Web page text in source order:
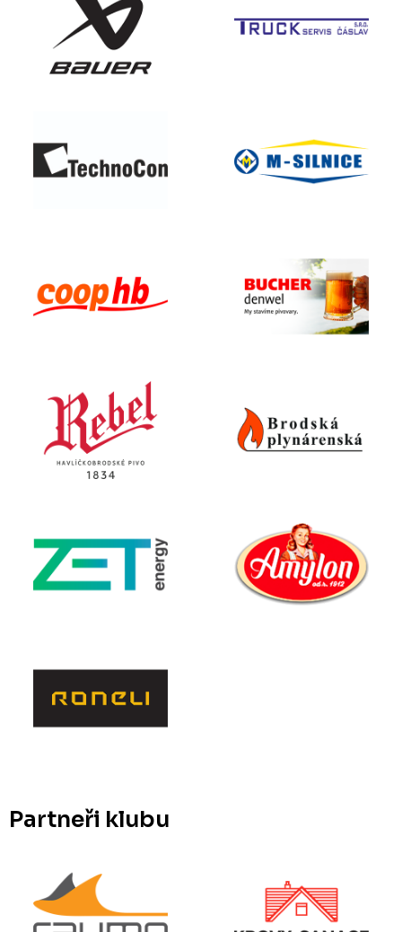
Partneři klubu